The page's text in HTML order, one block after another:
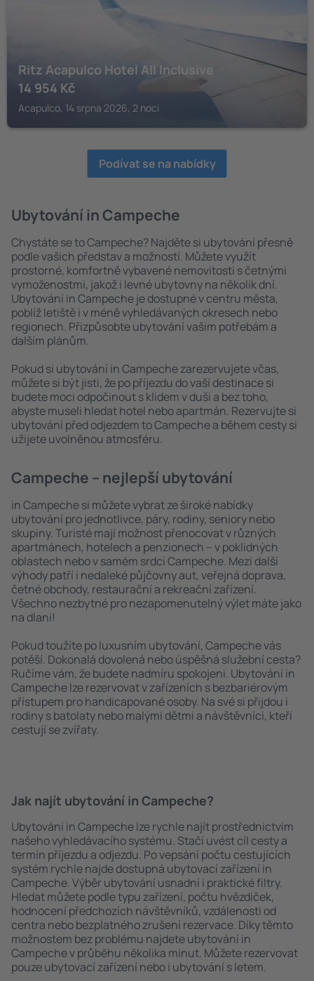
Ritz Acapulco Hotel All Inclusive
14 954 Kč
Acapulco, 14 srpna 2026, 2 noci
Podívat se na nabídky
Ubytování in Campeche
Chystáte se to Campeche? Najděte si ubytování přesně
podle vašich představ a možností. Můžete využít
prostorné, komfortně vybavené nemovitosti s četnými
vymoženostmi, jakož i levné ubytovny na několik dní.
Ubytování in Campeche je dostupné v centru města,
poblíž letiště i v méně vyhledávaných okresech nebo
regionech. Přizpůsobte ubytování vašim potřebám a
dalším plánům.
Pokud si ubytování in Campeche zarezervujete včas,
můžete si být jisti, že po příjezdu do vaší destinace si
budete moci odpočinout s klidem v duši a bez toho,
abyste museli hledat hotel nebo apartmán. Rezervujte si
ubytování před odjezdem to Campeche a během cesty si
užijete uvolněnou atmosféru.
Campeche – nejlepší ubytování
in Campeche si můžete vybrat ze široké nabídky
ubytování pro jednotlivce, páry, rodiny, seniory nebo
skupiny. Turisté mají možnost přenocovat v různých
apartmánech, hotelech a penzionech – v poklidných
oblastech nebo v samém srdci Campeche. Mezi další
výhody patří i nedaleké půjčovny aut, veřejná doprava,
četné obchody, restaurační a rekreační zařízení.
Všechno nezbytné pro nezapomenutelný výlet máte jako
na dlani!
Pokud toužíte po luxusním ubytování, Campeche vás
potěší. Dokonalá dovolená nebo úspěšná služební cesta?
Ručíme vám, že budete nadmíru spokojeni. Ubytování in
Campeche lze rezervovat v zařízeních s bezbariérovým
přístupem pro handicapované osoby. Na své si přijdou i
rodiny s batolaty nebo malými dětmi a návštěvníci, kteří
cestují se zvířaty.
Jak najít ubytování in Campeche?
Ubytování in Campeche lze rychle najít prostřednictvím
našeho vyhledávacího systému. Stačí uvést cíl cesty a
termín příjezdu a odjezdu. Po vepsání počtu cestujících
systém rychle najde dostupná ubytovací zařízení in
Campeche. Výběr ubytování usnadní i praktické filtry.
Hledat můžete podle typu zařízení, počtu hvězdiček,
hodnocení předchozích návštěvníků, vzdálenosti od
centra nebo bezplatného zrušení rezervace. Díky těmto
možnostem bez problému najdete ubytování in
Campeche v průběhu několika minut. Můžete rezervovat
pouze ubytovací zařízení nebo i ubytování s letem.